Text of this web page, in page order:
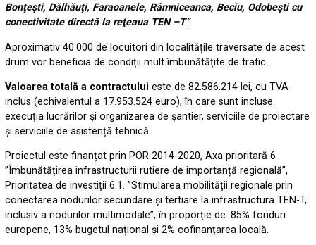
Bonţeşti, Dălhăuţi, Faraoanele, Râmniceanca, Beciu, Odobeşti cu
conectivitate directă la reţeaua TEN –T”.
Aproximativ 40.000 de locuitori din localitățile traversate de acest
drum vor beneficia de condiții mult îmbunătățite de trafic.
Valoarea totală a contractului este de 82.586.214 lei, cu TVA
inclus (echivalentul a 17.953.524 euro), în care sunt incluse
execuția lucrărilor și organizarea de șantier, serviciile de proiectare
și serviciile de asistență tehnică.
Proiectul este finanțat prin POR 2014-2020, Axa prioritară 6
”Îmbunătățirea infrastructurii rutiere de importanță regională”,
Prioritatea de investiții 6.1. ”Stimularea mobilității regionale prin
conectarea nodurilor secundare și tertiare la infrastructura TEN-T,
inclusiv a nodurilor multimodale”, în proporție de: 85% fonduri
europene, 13% bugetul național și 2% cofinanțarea locală.